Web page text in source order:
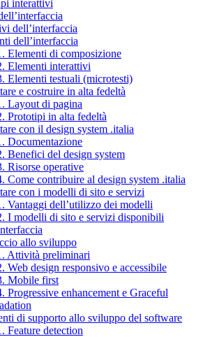
interattivi
dell’interfaccia
dell’interfaccia
Elementi di composizione
Elementi interattivi
Elementi testuali (microtesti)
e costruire in alta fedeltà
Layout di pagina
Prototipi in alta fedeltà
con il design system .italia
Documentazione
Benefici del design system
Risorse operative
Come contribuire al design system .italia
con i modelli di sito e servizi
Vantaggi dell’utilizzo dei modelli
I modelli di sito e servizi disponibili
allo sviluppo
Attività preliminari
Web design responsivo e accessibile
Mobile first
Progressive enhancement e Graceful
di supporto allo sviluppo del software
Feature detection